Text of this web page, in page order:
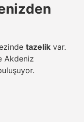
tazelik var.
Akdeniz